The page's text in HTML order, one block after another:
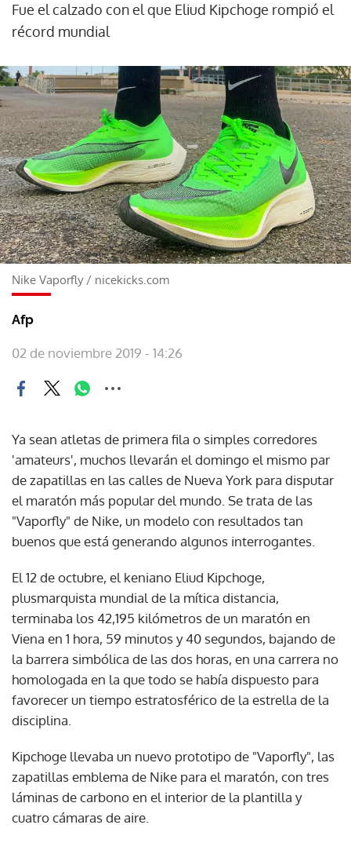
Fue el calzado con el que Eliud Kipchoge rompió el
récord mundial
Nike Vaporfly/ nicekicks.com
Afp
02 de noviembre 2019 - 14:26
Ya sean atletas de primera fila o simples corredores
'amateurs', muchos llevarán el domingo el mismo par
de zapatillas en las calles de Nueva York para disputar
el maratón más popular del mundo. Se trata de las
"Vaporfly" de Nike, un modelo con resultados tan
buenos que está generando algunos interrogantes.
El 12 de octubre, el keniano Eliud Kipchoge,
plusmarquista mundial de la mítica distancia,
terminaba los 42,195 kilómetros de un maratón en
Viena en 1 hora, 59 minutos y 40 segundos, bajando de
la barrera simbólica de las dos horas, en una carrera no
homologada en la que todo se había dispuesto para
favorecer un tiempo estratosférico de la estrella de la
disciplina.
Kipchoge llevaba un nuevo prototipo de "Vaporfly", las
zapatillas emblema de Nike para el maratón, con tres
láminas de carbono en el interior de la plantilla y
cuatro cámaras de aire.